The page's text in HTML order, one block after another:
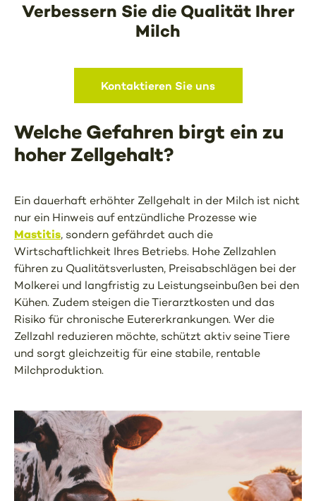
Verbessern Sie die Qualität Ihrer
Milch
Kontaktieren Sie uns
Welche Gefahren birgt ein zu
hoher Zellgehalt?
Ein dauerhaft erhöhter Zellgehalt in der Milch ist nicht
nur ein Hinweis auf entzündliche Prozesse wie
Mastitis, sondern gefährdet auch die
Wirtschaftlichkeit Ihres Betriebs. Hohe Zellzahlen
führen zu Qualitätsverlusten, Preisabschlägen bei der
Molkerei und langfristig zu Leistungseinbußen bei den
Kühen. Zudem steigen die Tierarztkosten und das
Risiko für chronische Eutererkrankungen. Wer die
Zellzahl reduzieren möchte, schützt aktiv seine Tiere
und sorgt gleichzeitig für eine stabile, rentable
Milchproduktion.